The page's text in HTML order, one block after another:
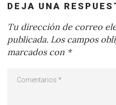
DEJA UNA
Tu dirección de correo
publicada. Los campos
marcados con *